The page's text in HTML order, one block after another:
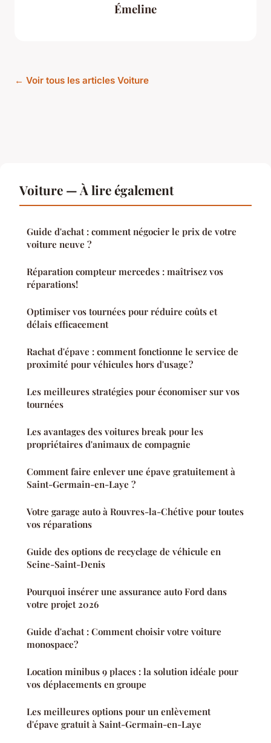
Émeline
← Voir tous les articles Voiture
Voiture — À lire également
Guide d'achat : comment négocier le prix de votre
voiture neuve ?
Réparation compteur mercedes : maîtrisez vos
réparations!
Optimiser vos tournées pour réduire coûts et
délais efficacement
Rachat d'épave : comment fonctionne le service de
proximité pour véhicules hors d'usage ?
Les meilleures stratégies pour économiser sur vos
tournées
Les avantages des voitures break pour les
propriétaires d'animaux de compagnie
Comment faire enlever une épave gratuitement à
Saint-Germain-en-Laye ?
Votre garage auto à Rouvres-la-Chétive pour toutes
vos réparations
Guide des options de recyclage de véhicule en
Seine-Saint-Denis
Pourquoi insérer une assurance auto Ford dans
votre projet 2026
Guide d'achat : Comment choisir votre voiture
monospace?
Location minibus 9 places : la solution idéale pour
vos déplacements en groupe
Les meilleures options pour un enlèvement
d'épave gratuit à Saint-Germain-en-Laye